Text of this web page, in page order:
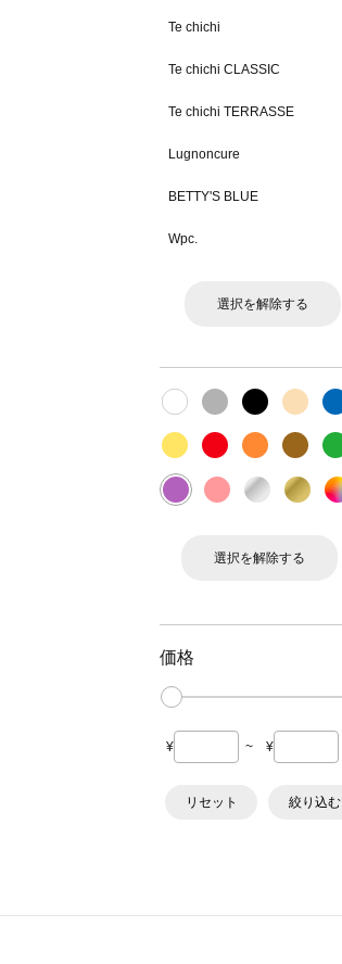
Te chichi
Te chichi CLASSIC
Te chichi TERRASSE
Lugnoncure
BETTY'S BLUE
Wpc.
選択を解除する
選択を解除する
価格
¥ ~ ¥
リセット 絞り込む